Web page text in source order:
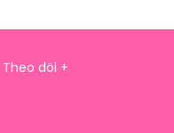
Theo dõi +